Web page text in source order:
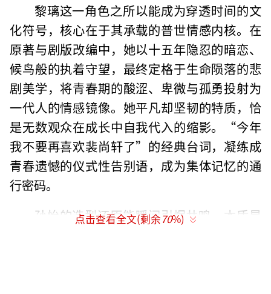
黎璃这一角色之所以能成为穿透时间的文
化符号，核心在于其承载的普世情感内核。在
原著与剧版改编中，她以十五年隐忍的暗恋、
候鸟般的执着守望，最终定格于生命陨落的悲
剧美学，将青春期的酸涩、卑微与孤勇投射为
一代人的情感镜像。她平凡却坚韧的特质，恰
是无数观众在成长中自我代入的缩影。“今年
我不要再喜欢裴尚轩了”的经典台词，凝练成
青春遗憾的仪式性告别语，成为集体记忆的通
行密码。
孙怡的造型还原能瞬间引爆共鸣，本质是
点击查看全文(剩余70%)